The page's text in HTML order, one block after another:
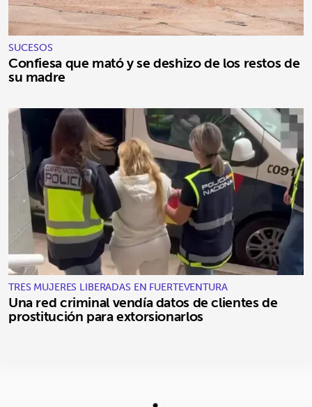
SUCESOS
Confiesa que mató y se deshizo de los restos de
su madre
TRES MUJERES LIBERADAS EN FUERTEVENTURA
Una red criminal vendía datos de clientes de
prostitución para extorsionarlos